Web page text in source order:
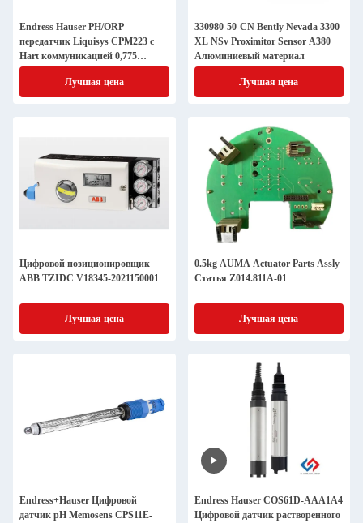
Endress Hauser PH/ORP
передатчик Liquisys CPM223 с
Hart коммуникацией 0,775
килограмм
Лучшая цена
330980-50-CN Bently Nevada 3300
XL NSv Proximitor Sensor А380
Алюминиевый материал
Лучшая цена
Цифровой позиционировщик
ABB TZIDC V18345-2021150001
Лучшая цена
0.5kg AUMA Actuator Parts Assly
Статья Z014.811A-01
Лучшая цена
Endress+Hauser Цифровой
датчик pH Memosens CPS11E-
Endress Hauser COS61D-AAA1A4
Цифровой датчик растворенного